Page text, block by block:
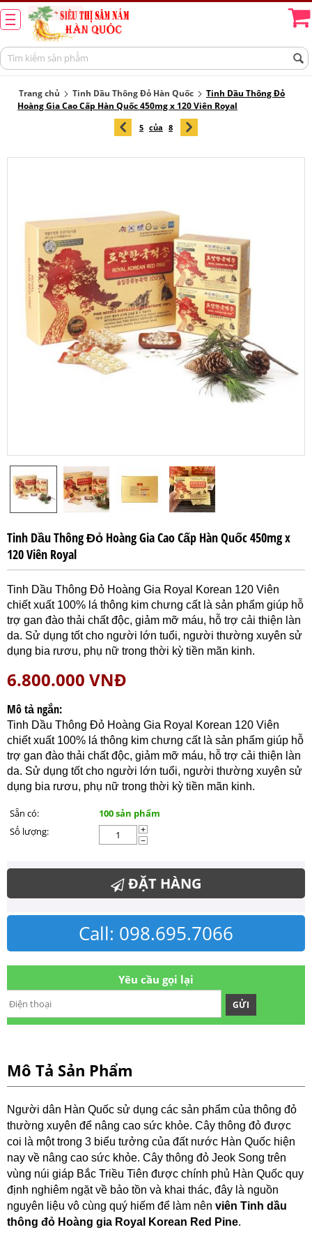
Trang chủ Tinh Dầu Thông Đỏ Hàn Quốc
Tinh Dầu Thông Đỏ
Hoàng Gia Cao Cấp Hàn Quốc 450mg x 120 Viên Royal
5 của 8
Tinh Dầu Thông Đỏ Hoàng Gia Cao Cấp Hàn Quốc 450mg x
120 Viên Royal
Tinh Dầu Thông Đỏ Hoàng Gia Royal Korean 120 Viên
chiết xuất 100% lá thông kim chưng cất là sản phẩm giúp hỗ
trợ gan đào thải chất độc, giảm mỡ máu, hỗ trợ cải thiện làn
da. Sử dụng tốt cho người lớn tuổi, người thường xuyên sử
dụng bia rươu, phụ nữ trong thời kỳ tiền mãn kinh.
6.800.000 VNĐ
Mô tả ngắn:
Tinh Dầu Thông Đỏ Hoàng Gia Royal Korean 120 Viên
chiết xuất 100% lá thông kim chưng cất là sản phẩm giúp hỗ
trợ gan đào thải chất độc, giảm mỡ máu, hỗ trợ cải thiện làn
da. Sử dụng tốt cho người lớn tuổi, người thường xuyên sử
dụng bia rươu, phụ nữ trong thời kỳ tiền mãn kinh.
Sẵn có:
100 sản phẩm
Số lượng:
+
−
ĐẶT HÀNG
Call: 098.695.7066
Yêu cầu gọi lại
GỬI
Mô Tả Sản Phẩm
Người dân Hàn Quốc sử dụng các sản phẩm của thông đỏ
thường xuyên để nâng cao sức khỏe. Cây thông đỏ được
coi là một trong 3 biểu tưởng của đất nước Hàn Quốc hiện
nay về nâng cao sức khỏe. Cây thông đỏ Jeok Song trên
vùng núi giáp Bắc Triều Tiên được chính phủ Hàn Quốc quy
định nghiêm ngặt về bảo tồn và khai thác, đây là nguồn
nguyên liệu vô cùng quý hiếm để làm nên viên Tinh dầu
thông đỏ Hoàng gia Royal Korean Red Pine.